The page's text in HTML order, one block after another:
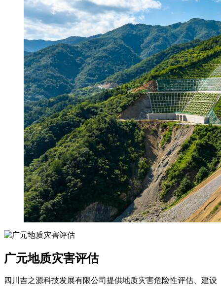
广元地质灾害评估
四川吉之源科技发展有限公司提供地质灾害危险性评估、建设